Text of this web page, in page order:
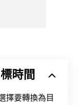
時間
擇要轉換為目